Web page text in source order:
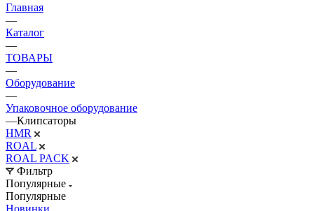
Главная
—
Каталог
—
ТОВАРЫ
—
Оборудование
—
Упаковочное оборудование
—Клипсаторы
HMR
ROAL
ROAL PACK
Фильтр
Популярные
Популярные
Новинки